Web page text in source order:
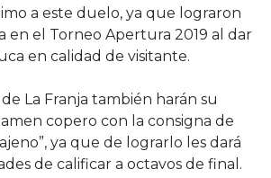
a este duelo, ya que lograron
en el Torneo Apertura 2019 al dar
en calidad de visitante.
La Franja también harán su
copero con la consigna de
ya que de lograrlo les dará
de calificar a octavos de final.